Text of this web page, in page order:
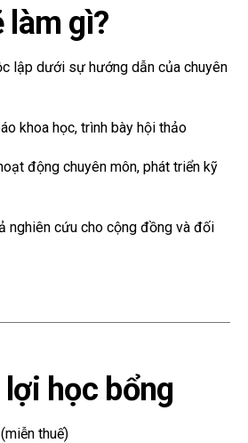
làm gì?
lập dưới sự hướng dẫn của chuyên
khoa học, trình bày hội thảo
động chuyên môn, phát triển kỹ
nghiên cứu cho cộng đồng và đối
lợi học bổng
thuế)